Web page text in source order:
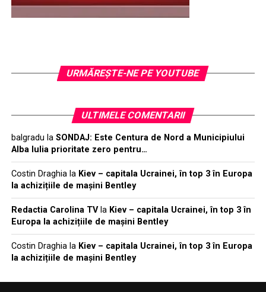
URMĂREŞTE-NE PE YOUTUBE
ULTIMELE COMENTARII
balgradu la SONDAJ: Este Centura de Nord a Municipiului
Alba Iulia prioritate zero pentru…
Costin Draghiala Kiev – capitala Ucrainei, în top 3 în Europa
la achizițiile de mașini Bentley
Redactia Carolina TVla Kiev – capitala Ucrainei, în top 3 în
Europa la achizițiile de mașini Bentley
Costin Draghiala Kiev – capitala Ucrainei, în top 3 în Europa
la achizițiile de mașini Bentley